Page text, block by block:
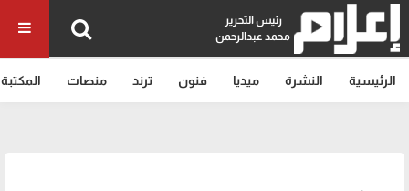
رئيس التحرير
محمد عبدالرحمن
الرئيسية النشرة ميديا فنون ترند منصات المكتبة